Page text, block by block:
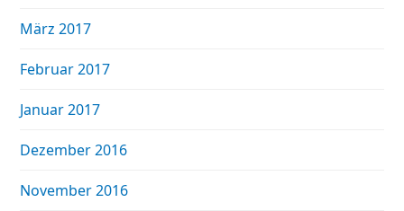
März 2017
Februar 2017
Januar 2017
Dezember 2016
November 2016